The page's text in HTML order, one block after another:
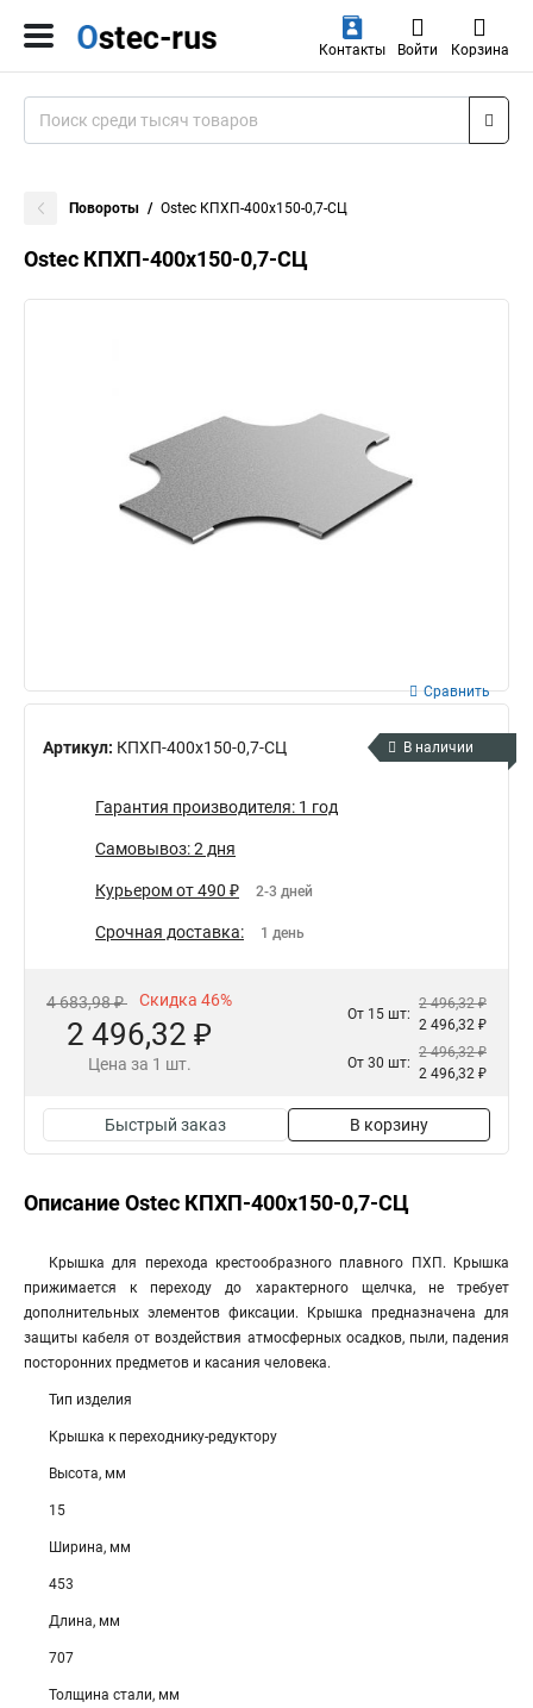
Контакты Войти Корзина
Повороты Ostec КПХП-400х150-0,7-СЦ
Ostec КПХП-400х150-0,7-СЦ
Артикул: КПХП-400х150-0,7-СЦ
Сравнить
В наличии
Гарантия производителя: 1 год
Самовывоз: 2 дня
Курьером от 490 ₽ 2-3 дней
Срочная доставка: 1 день
4 683,98 ₽ Скидка 46%
2 496,32 ₽
Цена за 1 шт.
От 15 шт:
2 496,32 ₽
2 496,32 ₽
От 30 шт:
2 496,32 ₽
2 496,32 ₽
Быстрый заказ В корзину
Описание Ostec КПХП-400х150-0,7-СЦ
Крышка для перехода крестообразного плавного ПХП. Крышка
прижимается к переходу до характерного щелчка, не требует
дополнительных элементов фиксации. Крышка предназначена для
защиты кабеля от воздействия атмосферных осадков, пыли, падения
посторонних предметов и касания человека.
Тип изделия
Крышка к переходнику-редуктору
Высота, мм
15
Ширина, мм
453
Длина, мм
707
Толщина стали, мм